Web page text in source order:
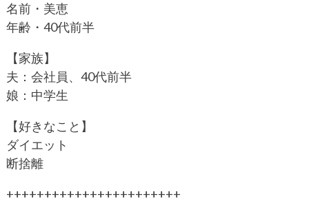
名前・美恵
年齢・40代前半
【家族】
夫：会社員、40代前半
娘：中学生
【好きなこと】
ダイエット
断捨離
+++++++++++++++++++++++